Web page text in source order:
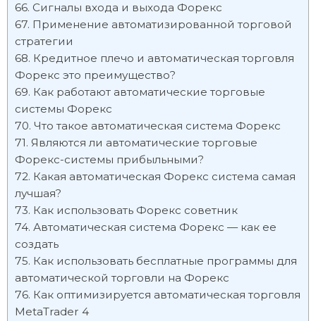
Сигналы входа и выхода Форекс
Применение автоматизированной торговой
стратегии
Кредитное плечо и автоматическая торговля
Форекс это преимущество?
Как работают автоматические торговые
системы Форекс
Что такое автоматическая система Форекс
Являются ли автоматические торговые
Форекс-системы прибыльными?
Какая автоматическая Форекс система самая
лучшая?
Как использовать Форекс советник
Автоматическая система Форекс — как ее
создать
Как использовать бесплатные программы для
автоматической торговли на Форекс
Как оптимизируется автоматическая торговля
MetaTrader 4